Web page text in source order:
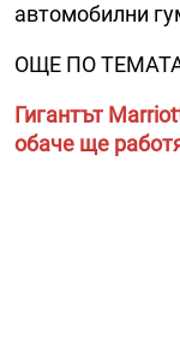
автомобилни
ОЩЕ ПО
Гигантът
обаче ще